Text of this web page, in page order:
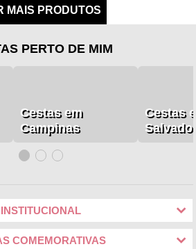
PERTO DE MIM
Cestas em
Campinas
Cestas
INSTITUCIONAL
COMEMORATIVAS